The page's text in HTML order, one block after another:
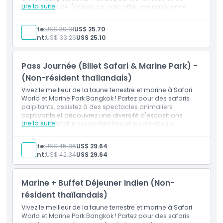
Politique enfant/adulte
Exclus
Heures d'ouverture
Politique d'annulation
passionnés de l'océan, ce parc offre une expérience
tous âges.
Lire la suite
Inclus
Billet Parc marin pour les non-ressortissants
thaïlandais
Adulte:US$ 39.31US$ 25.70
Enfant:US$ 33.26US$ 25.10
Pass Journée (Billet Safari & Marine Park) -
(Non-résident thaïlandais)
Vivez le meilleur de la faune terrestre et marine à Safari
World et Marine Park Bangkok ! Partez pour des safaris
palpitants, assistez à des spectacles animaliers
captivants et découvrez une diversité d'expositions
marines. Parfait pour les familles et les amateurs
inoubliable d'exploration et de divertissement.
Lire la suite
Inclus
Pass journalier (billet Safari et Marine Park) - Non-
ressortissants thaïlandais
Adulte:US$ 45.36US$ 29.64
Enfant:US$ 42.34US$ 29.64
Marine + Buffet Déjeuner Indien (Non-
résident thaïlandais)
Vivez le meilleur de la faune terrestre et marine à Safari
World et Marine Park Bangkok ! Partez pour des safaris